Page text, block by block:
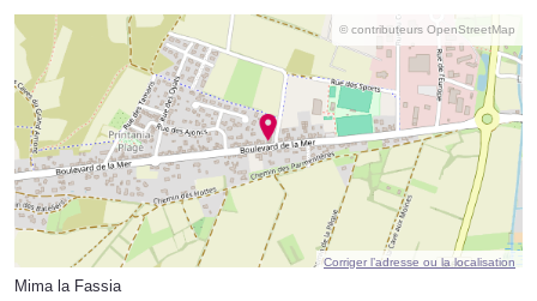
© contributeurs OpenStreetMap
Corriger l’adresse ou la localisation
Mima la Fassia